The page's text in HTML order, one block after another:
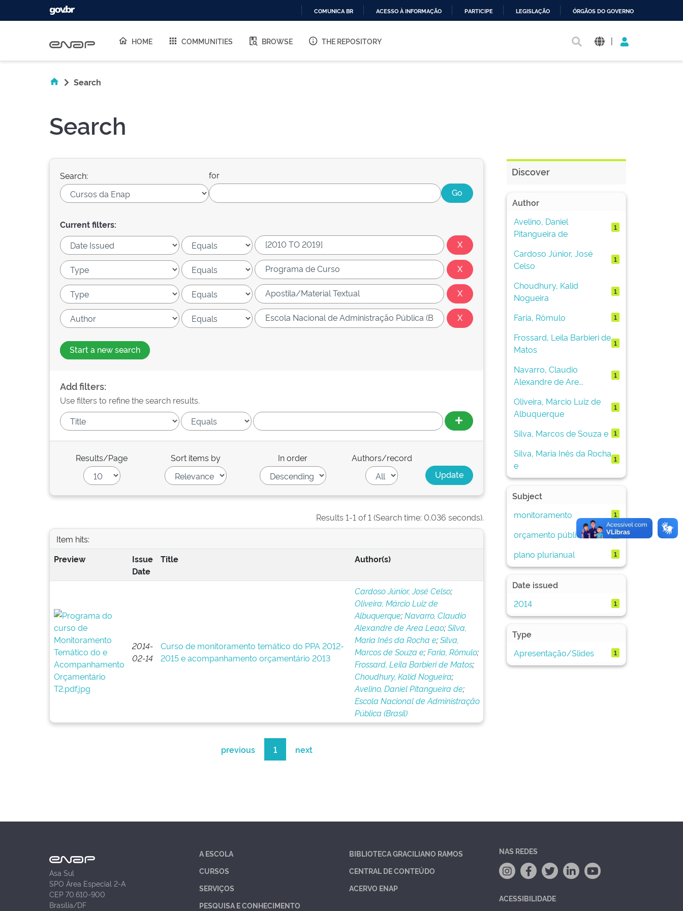
O
COMUNICA BR ACESSO À INFORMAÇÃO PARTICIPE LEGISLAÇÃO ÓRGÃOS DO GOVERNO
HOME COMMUNITIES BROWSE THE REPOSITORY |
Search
Search
Search: for
Current filters:
Start a new search
Add filters:
Use filters to refine the search results.
Results/Page Sort items by In order Authors/record
Results 1-1 of 1 (Search time: 0.036 seconds).
Item hits:
Preview
Issue
Date
Title Author(s)
2014-
02-14
Curso de monitoramento temático do PPA 2012-
2015 e acompanhamento orçamentário 2013
Cardoso Júnior, José Celso;
Oliveira, Márcio Luiz de
Albuquerque;Navarro, Claudio
Alexandre de Area Leao;Silva,
Maria Inês da Rocha e;Silva,
Marcos de Souza e;Faria, Rômulo;
Frossard, Leila Barbieri de Matos;
Choudhury, Kalid Nogueira;
Avelino, Daniel Pitangueira de;
Escola Nacional de Administração
Pública (Brasil)
previous 1 next
Discover
Author
Avelino, Daniel
Pitangueira de
1
Cardoso Júnior, José
Celso
1
Choudhury, Kalid
Nogueira
1
Faria, Rômulo 1
Frossard, Leila Barbieri de
Matos
1
Navarro, Claudio
Alexandre de Are...
1
Oliveira, Márcio Luiz de
Albuquerque
1
Silva, Marcos de Souza e 1
Silva, Maria Inês da Rocha
e
1
Subject
monitoramento
1
orçamento público 1
plano plurianual 1
Date issued
2014
1
Type
Apresentação/Slides
1
Asa Sul
SPO Área Especial 2-A
CEP 70.610-900
Brasília/DF
A ESCOLA
CURSOS
SERVIÇOS
PESQUISA E CONHECIMENTO
BIBLIOTECA GRACILIANO RAMOS
CENTRAL DE CONTEÚDO
ACERVO ENAP
NAS REDES
ACESSIBILIDADE